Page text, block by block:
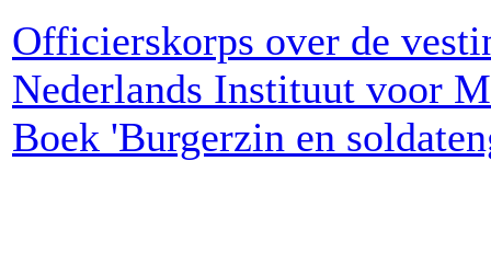
Officierskorps over de
Nederlands Instituut voor
Boek 'Burgerzin en